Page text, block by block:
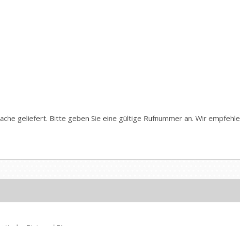
geliefert. Bitte geben Sie eine gültige Rufnummer an. Wir